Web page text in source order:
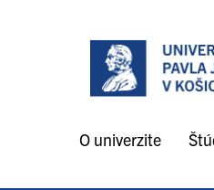
O univerzite